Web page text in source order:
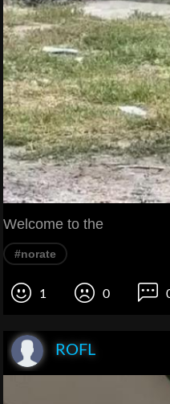
Welcome to the
#norate
1 0
ROFL